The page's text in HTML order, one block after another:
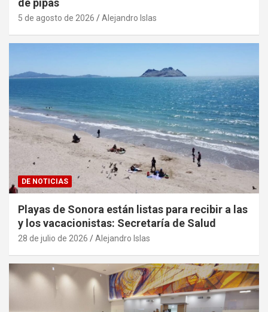
de pipas
5 de agosto de 2026 Alejandro Islas
DE NOTICIAS
Playas de Sonora están listas para recibir a las
y los vacacionistas: Secretaría de Salud
28 de julio de 2026 Alejandro Islas